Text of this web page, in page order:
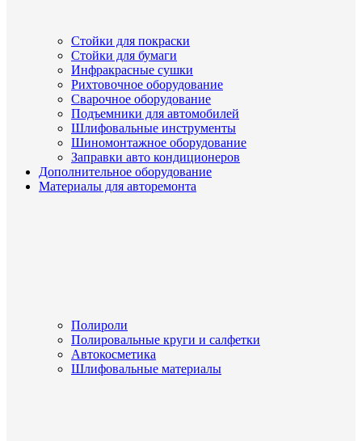
Стойки для покраски
Стойки для бумаги
Инфракрасные сушки
Рихтовочное оборудование
Сварочное оборудование
Подъемники для автомобилей
Шлифовальные инструменты
Шиномонтажное оборудование
Заправки авто кондиционеров
Дополнительное оборудование
Материалы для авторемонта
Полироли
Полировальные круги и салфетки
Автокосметика
Шлифовальные материалы